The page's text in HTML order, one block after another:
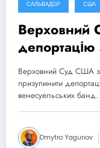
САЛЬВАДОР США
Верховний
депортацію
Верховний Суд США
призупинити
венесуельських
Dmytro Yagunov